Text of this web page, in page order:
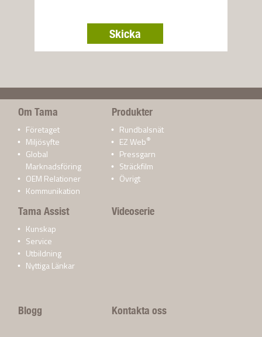
Skicka
Om Tama
Företaget
Miljösyfte
Global
Marknadsföring
OEM Relationer
Kommunikation
Produkter
Rundbalsnät
EZ Web®
Pressgarn
Sträckfilm
Övrigt
Tama Assist
Kunskap
Service
Utbildning
Nyttiga Länkar
Videoserie
Blogg Kontakta oss